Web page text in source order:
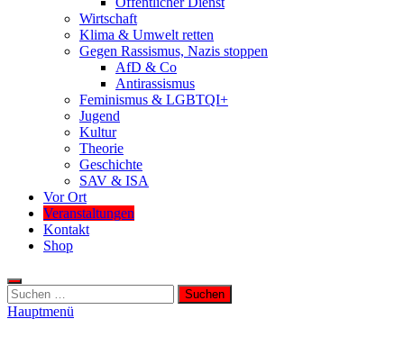
Wirtschaft
Klima & Umwelt retten
Gegen Rassismus, Nazis stoppen
AfD & Co
Antirassismus
Feminismus & LGBTQI+
Jugend
Kultur
Theorie
Geschichte
SAV & ISA
Vor Ort
Veranstaltungen
Kontakt
Shop
Suchen
nach:
Hauptmenü